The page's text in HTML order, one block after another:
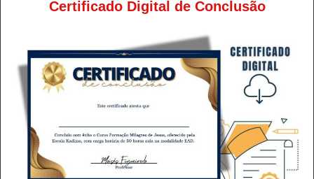
Certificado Digital de Conclusão